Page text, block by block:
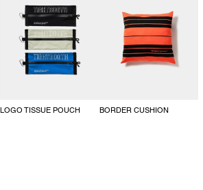
LOGO TISSUE POUCH BORDER CUSHION